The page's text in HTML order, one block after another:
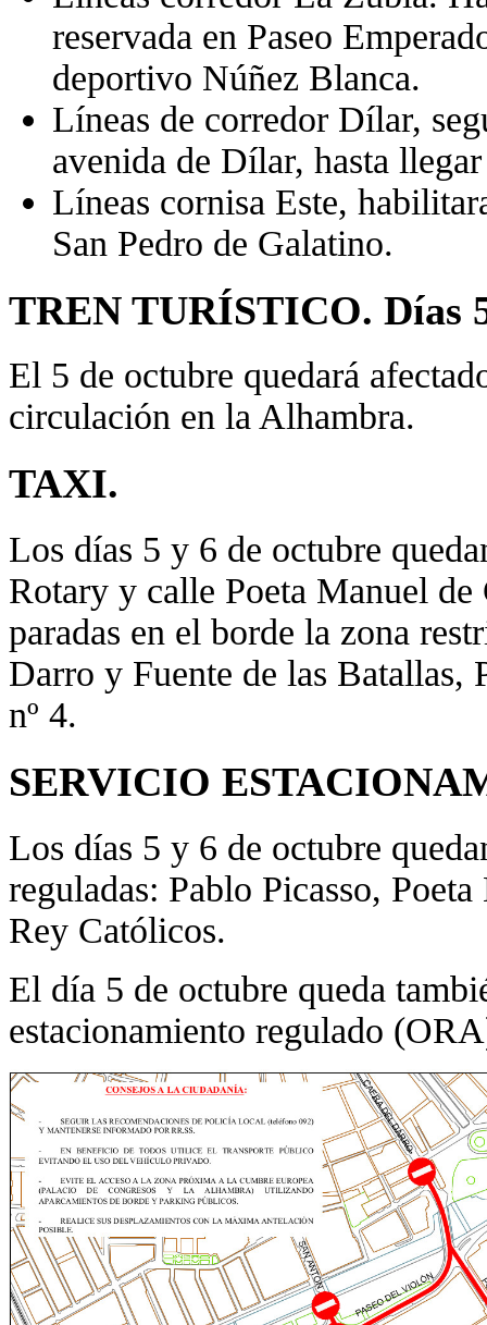
reservada en Paseo
deportivo Núñez Blanca.
Líneas de corredor Dílar,
avenida de Dílar, hasta
Líneas cornisa Este,
San Pedro de Galatino.
TREN TURÍSTICO. Días
El 5 de octubre quedará
circulación en la Alhambra.
TAXI.
Los días 5 y 6 de octubre
Rotary y calle Poeta Manuel
paradas en el borde la zona
Darro y Fuente de las Batallas,
nº 4.
SERVICIO
Los días 5 y 6 de octubre
reguladas: Pablo Picasso,
Rey Católicos.
El día 5 de octubre queda
estacionamiento regulado